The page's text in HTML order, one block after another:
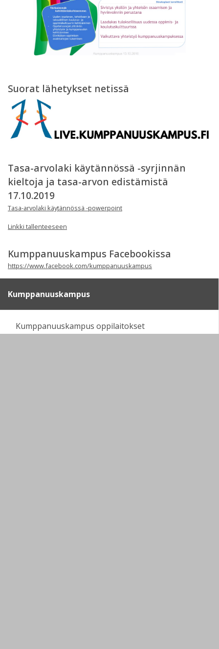
Suorat lähetykset netissä
Tasa-arvolaki käytännössä -syrjinnän
kieltoja ja tasa-arvon edistämistä
17.10.2019
Tasa-arvolaki käytännössä -powerpoint
Linkki tallenteeseen
Kumppanuuskampus Facebookissa
https://www.facebook.com/kumppanuuskampus
Kumppanuuskampus
Kumppanuuskampus oppilaitokset